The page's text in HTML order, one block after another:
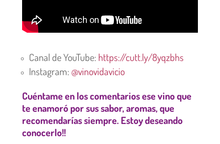
Canal de YouTube: https://cutt.ly/8yqzbhs
Instagram: @vinovidavicio
Cuéntame en los comentarios ese vino que
te enamoró por sus sabor, aromas, que
recomendarías siempre. Estoy deseando
conocerlo!!